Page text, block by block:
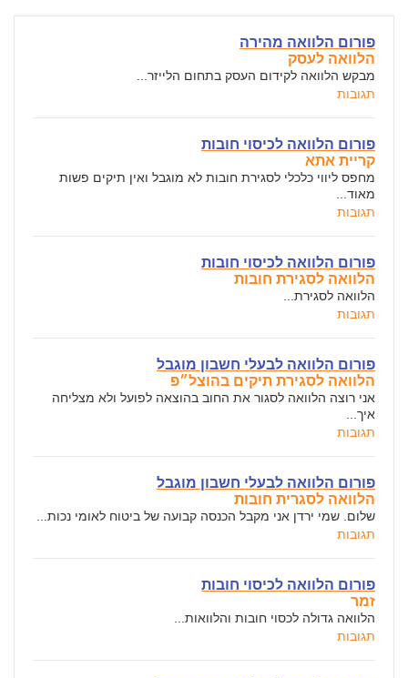
פורום הלוואה מהירה
הלוואה לעסק
מבקש הלוואה לקידום העסק בתחום הלייזר...
תגובות
פורום הלוואה לכיסוי חובות
קריית אתא
מחפס ליווי כלכלי לסגירת חובות לא מוגבל ואין תיקים פשות
מאוד...
תגובות
פורום הלוואה לכיסוי חובות
הלוואה לסגירת חובות
הלוואה לסגירת...
תגובות
פורום הלוואה לבעלי חשבון מוגבל
הלוואה לסגירת תיקים בהוצל״פ
אני רוצה הלוואה לסגור את החוב בהוצאה לפועל ולא מצליחה
איך...
תגובות
פורום הלוואה לבעלי חשבון מוגבל
הלוואה לסגרית חובות
שלום. שמי ירדן אני מקבל הכנסה קבועה של ביטוח לאומי נכות...
תגובות
פורום הלוואה לכיסוי חובות
זמר
הלוואה גדולה לכסוי חובות והלוואות...
תגובות